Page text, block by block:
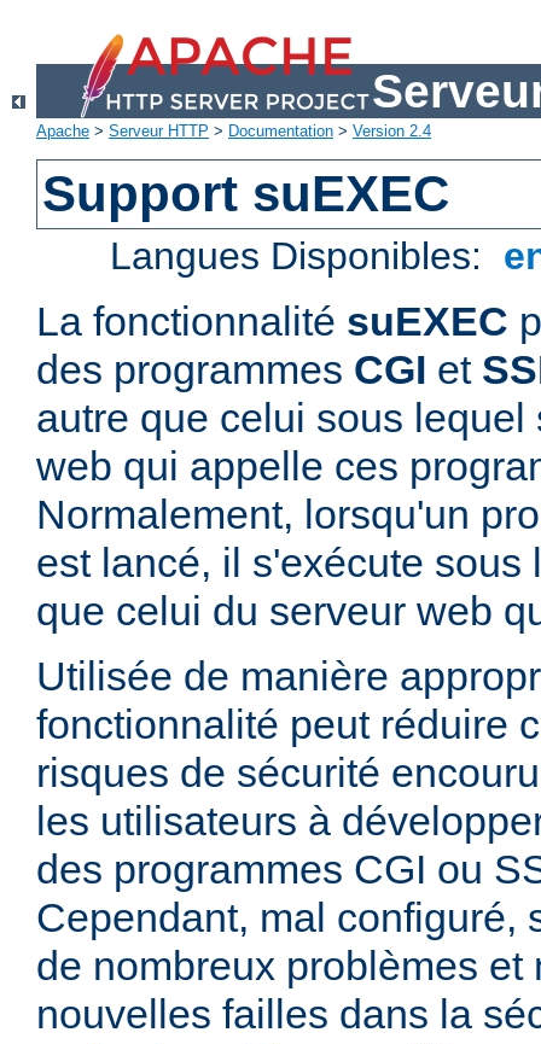
Apache > Serveur HTTP > Documentation > Version 2.4
Support suEXEC
Langues Disponibles:
La fonctionnalité suEXEC
des programmes CGI et
autre que celui sous
web qui appelle ces
Normalement, lorsqu'un
est lancé, il s'exécute sous
que celui du serveur web
Utilisée de manière
fonctionnalité peut réduire
risques de sécurité
les utilisateurs à
des programmes CGI ou
Cependant, mal configuré,
de nombreux problèmes et
nouvelles failles dans la